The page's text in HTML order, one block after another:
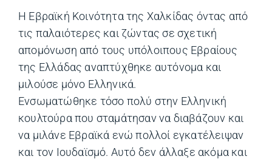
Η Εβραϊκή Κοινότητα της Χαλκίδας όντας από
τις παλαιότερες και ζώντας σε σχετική
απομόνωση από τους υπόλοιπους Εβραίους
της Ελλάδας αναπτύχθηκε αυτόνομα και
μιλούσε μόνο Ελληνικά.
Ενσωματώθηκε τόσο πολύ στην Ελληνική
κουλτούρα που σταμάτησαν να διαβάζουν και
να μιλάνε Εβραϊκά ενώ πολλοί εγκατέλειψαν
και τον Ιουδαϊσμό. Αυτό δεν άλλαξε ακόμα και